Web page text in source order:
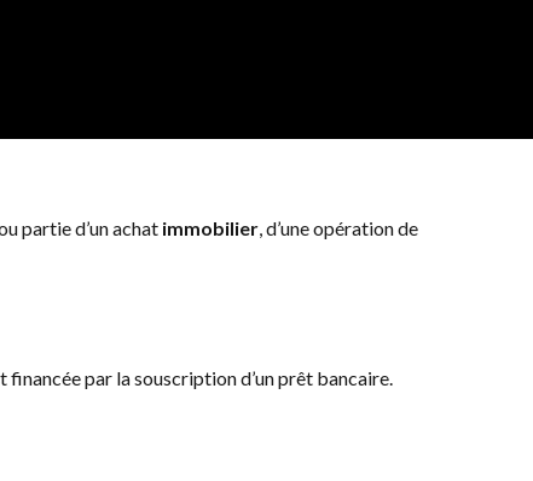
partie d’un achat immobilier, d’une opération de
financée par la souscription d’un prêt bancaire.